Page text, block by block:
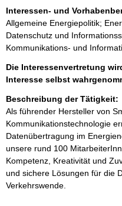
Interessen- und
Allgemeine Energiepolitik;
Datenschutz und
Kommunikations- und
Die Interessenvertretung
Interesse selbst
Beschreibung der Tätigkeit:
Als führender Hersteller von
Kommunikationstechnologie
Datenübertragung im
unsere rund 100
Kompetenz, Kreativität und
und sichere Lösungen für die
Verkehrswende.